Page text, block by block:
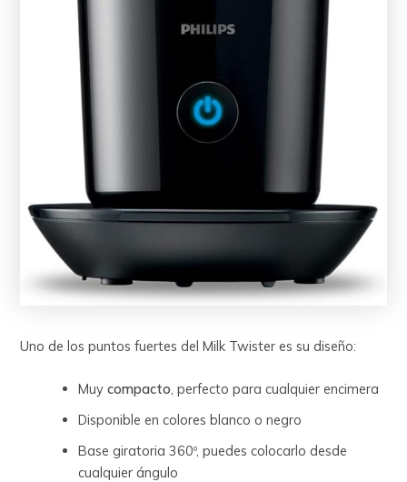
Uno de los puntos fuertes del Milk Twister es su diseño:
Muycompacto, perfecto para cualquier encimera
Disponible en colores blanco o negro
Base giratoria 360º, puedes colocarlo desde
cualquier ángulo